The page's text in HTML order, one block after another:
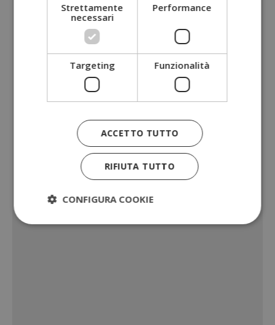
Strettamente
necessari
Performance
Targeting Funzionalità
ACCETTO TUTTO
RIFIUTA TUTTO
CONFIGURA COOKIE